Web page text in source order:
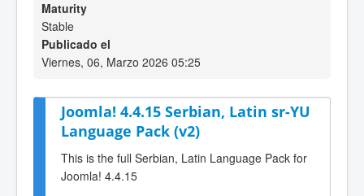
Maturity
Stable
Publicado el
Viernes, 06, Marzo 2026 05:25
Joomla! 4.4.15 Serbian, Latin sr-YU
Language Pack (v2)
This is the full Serbian, Latin Language Pack for
Joomla! 4.4.15